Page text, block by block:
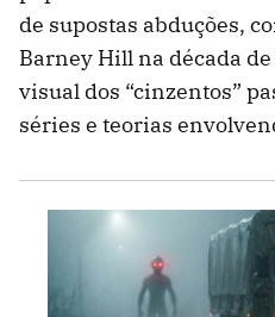
de supostas abduções,
Barney Hill na década
visual dos “cinzentos”
séries e teorias